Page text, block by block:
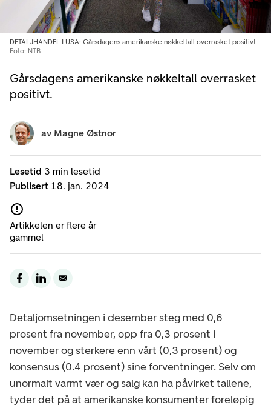
Gårsdagens amerikanske nøkkeltall overrasket
positivt.
DETALJHANDEL I USA: Gårsdagens amerikanske nøkkeltall overrasket positivt.
Foto: NTB
Lesetid 3 min lesetid
Publisert 18. jan. 2024
Artikkelen er flere år
gammel
av Magne Østnor
Detaljomsetningen i desember steg med 0,6
prosent fra november, opp fra 0,3 prosent i
november og sterkere enn vårt (0,3 prosent) og
konsensus (0.4 prosent) sine forventninger. Selv om
unormalt varmt vær og salg kan ha påvirket tallene,
tyder det på at amerikanske konsumenter foreløpig